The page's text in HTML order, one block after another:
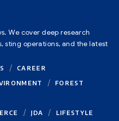
We cover deep research
sting operations, and the latest
CAREER
FOREST
JDA
LIFESTYLE